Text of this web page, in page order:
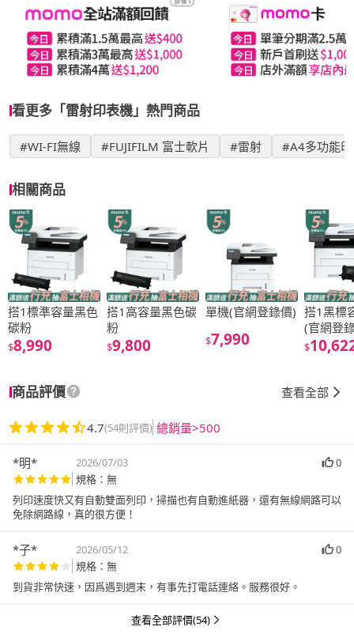
看更多「雷射印表機」熱門商品
#WI-FI無線 #FUJIFILM 富士軟片 #雷射 #A4多功能
相關商品
搭1標準容量黑色
碳粉
$8,990
搭1高容量黑色碳
粉
$9,800
單機(官網登錄價)
$7,990
搭1黑標
(官網登
$
商品評價 查看全部
4.7(54則評價) 總銷量>500
*明* 2026/07/03
0
規格：無
列印速度快又有自動雙面列印，掃描也有自動進紙器，還有無線網路可以
免除網路線，真的很方便！
*子* 2026/05/12
0
規格：無
到貨非常快速，因爲遇到週末，有事先打電話連絡。服務很好。
查看全部評價(54)